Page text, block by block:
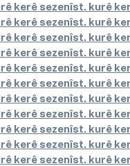
kerê sezenîst. kurê
kerê sezenîst. kurê
kerê sezenîst. kurê
kerê sezenîst. kurê
kerê sezenîst. kurê
kerê sezenîst. kurê
kerê sezenîst. kurê
kerê sezenîst. kurê
kerê sezenîst. kurê
kerê sezenîst. kurê
kerê sezenîst. kurê